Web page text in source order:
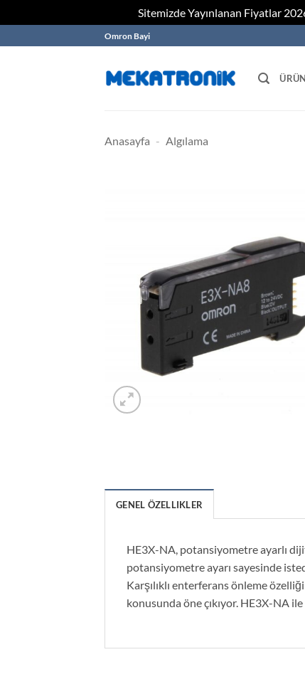
Sitemizde Yayınlanan Fiyatlar
to
Omron Bayi
Anasayfa - Algılama
GENEL ÖZELLIKLER
HE3X-NA, potansiyometre ayarlı
potansiyometre ayarı sayesinde
Karşılıklı enterferans önleme
konusunda öne çıkıyor. HE3X-NA